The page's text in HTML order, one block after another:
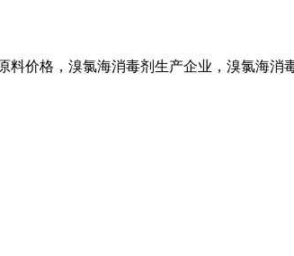
料价格，溴氯海消毒剂生产企业，溴氯海